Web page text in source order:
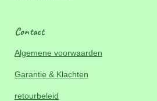
Contact
Algemene voorwaarden
Garantie & Klachten
retourbeleid